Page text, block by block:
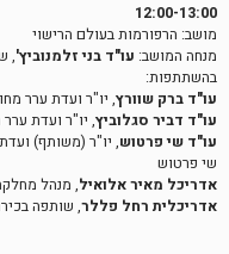
12:00-13:00
מושב: הרפורמות בעולם הרישוי
מנחה המושב: עו"ד בני זלמנוביץ',
בהשתתפות:
עו"ד ברק שוורץ, יו"ר ועדת ערר
עו"ד דביר סגלוביץ, יו"ר ועדת
עו"ד שי פרטוש, יו"ר (משותף)
שי פרטוש
אדריכל מאיר אלואיל, מנהל
אדריכלית רחל פללר, שותפה